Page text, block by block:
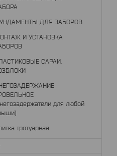
ДЛЯ ЗАБОРОВ
И УСТАНОВКА
САРАИ,
для любой
тротуарная